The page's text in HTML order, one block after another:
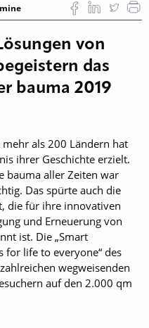
von
das
bauma 2019
als 200 Ländern hat
ihrer Geschichte erzielt.
bauma aller Zeiten war
Das spürte auch die
die für ihre innovativen
und Erneuerung von
ist. Die „Smart
for life to everyone“ des
wegweisenden
auf den 2.000 qm